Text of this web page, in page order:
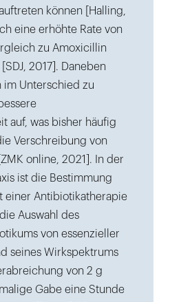
können [Halling,
eine erhöhte Rate von
zu Amoxicillin
2017]. Daneben
Unterschied zu
auf, was bisher häufig
Verschreibung von
online, 2021]. In der
ist die Bestimmung
einer Antibiotikatherapie
Auswahl des
von essenzieller
seines Wirkspektrums
von 2 g
Gabe eine Stunde